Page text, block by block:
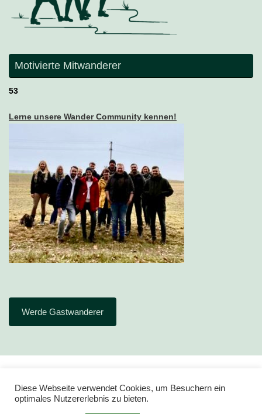
Motivierte Mitwanderer
53
Lerne unsere Wander Community kennen!
Werde Gastwanderer
Diese Webseite verwendet Cookies, um Besuchern ein
optimales Nutzererlebnis zu bieten.